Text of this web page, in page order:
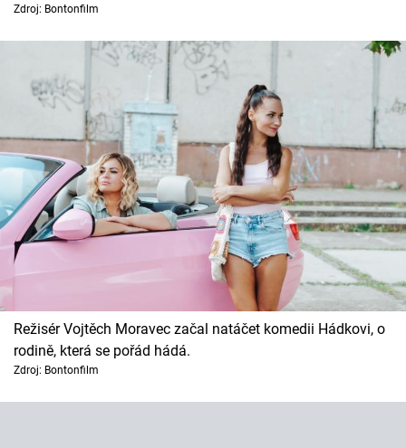
Zdroj: Bontonfilm
Režisér Vojtěch Moravec začal natáčet komedii Hádkovi, o
rodině, která se pořád hádá.
Zdroj: Bontonfilm